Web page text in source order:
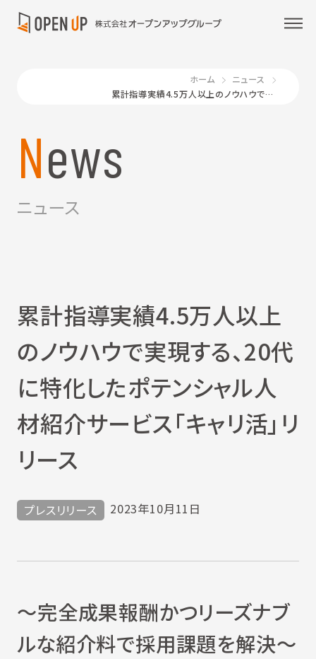
ホーム
ニュース
累計指導実績4.5万人以上のノウハウで実現する、20代に特化したポテンシャル人材紹介サービス「キャリ活」リリース
News
ニュース
累計指導実績4.5万人以上
のノウハウで実現する、20代
に特化したポテンシャル人
材紹介サービス「キャリ活」リ
リース
プレスリリース 2023年10月11日
～完全成果報酬かつリーズナブ
ルな紹介料で採用課題を解決～